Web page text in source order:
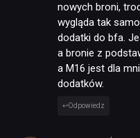
nowych broni,
wygląda tak
dodatki do bfa.
a bronie z
a M16 jest dla
dodatków.
Odpowiedz